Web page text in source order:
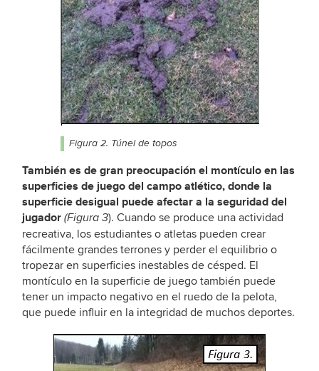
Figura 2. Túnel de topos
También es de gran preocupación el montículo en las
superficies de juego del campo atlético, donde la
superficie desigual puede afectar a la seguridad del
jugador (Figura 3). Cuando se produce una actividad
recreativa, los estudiantes o atletas pueden crear
fácilmente grandes terrones y perder el equilibrio o
tropezar en superficies inestables de césped. El
montículo en la superficie de juego también puede
tener un impacto negativo en el ruedo de la pelota,
que puede influir en la integridad de muchos deportes.